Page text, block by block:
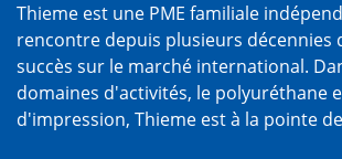
Thieme est une PME familiale
rencontre depuis plusieurs décennies
succès sur le marché international.
domaines d'activités, le polyuréthane
d'impression, Thieme est à la pointe